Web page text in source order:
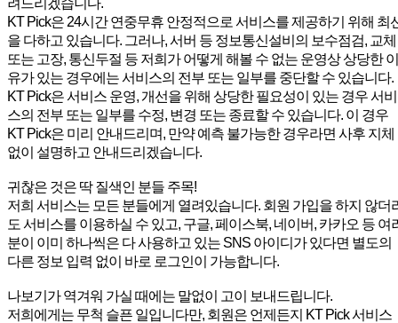
려드리겠습니다.
KT Pick은 24시간 연중무휴 안정적으로 서비스를 제공하기 위해 최
을 다하고 있습니다. 그러나, 서버 등 정보통신설비의 보수점검, 교체
또는 고장, 통신두절 등 저희가 어떻게 해볼 수 없는 운영상 상당한 이
유가 있는 경우에는 서비스의 전부 또는 일부를 중단할 수 있습니다.
KT Pick은 서비스 운영, 개선을 위해 상당한 필요성이 있는 경우 서비
스의 전부 또는 일부를 수정, 변경 또는 종료할 수 있습니다. 이 경우
KT Pick은 미리 안내드리며, 만약 예측 불가능한 경우라면 사후 지체
없이 설명하고 안내드리겠습니다.
귀찮은 것은 딱 질색인 분들 주목!
저희 서비스는 모든 분들에게 열려있습니다. 회원 가입을 하지 않더
도 서비스를 이용하실 수 있고, 구글, 페이스북, 네이버, 카카오 등 여
분이 이미 하나씩은 다 사용하고 있는 SNS 아이디가 있다면 별도의
다른 정보 입력 없이 바로 로그인이 가능합니다.
나보기가 역겨워 가실 때에는 말없이 고이 보내드립니다.
저희에게는 무척 슬픈 일입니다만, 회원은 언제든지 KT Pick 서비스